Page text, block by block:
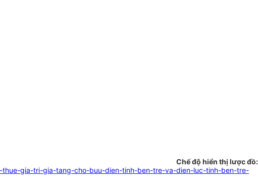
Chế độ hiển thị lược đồ:
gia-tri-gia-tang-cho-buu-dien-tinh-ben-tre-va-dien-luc-tinh-ben-tre-